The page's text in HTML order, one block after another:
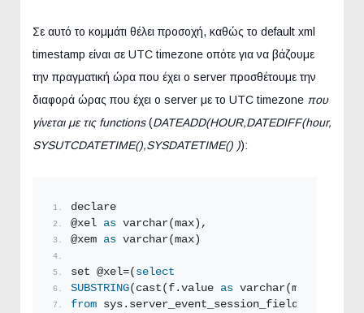
Σε αυτό το κομμάτι θέλει προσοχή, καθώς το default xml
timestamp είναι σε UTC timezone οπότε για να βάζουμε
την πραγματική ώρα που έχει ο server προσθέτουμε την
διαφορά ώρας που έχει ο server με το UTC timezone που
γίνεται με τις functions(DATEADD(HOUR,DATEDIFF(hour,
SYSUTCDATETIME(),SYSDATETIME() )):
declare
@xel as varchar(max),
@xem as varchar(max)
set @xel=( select
SUBSTRING(cast(f.value as varchar(max)),
from sys.server_event_session_fields f